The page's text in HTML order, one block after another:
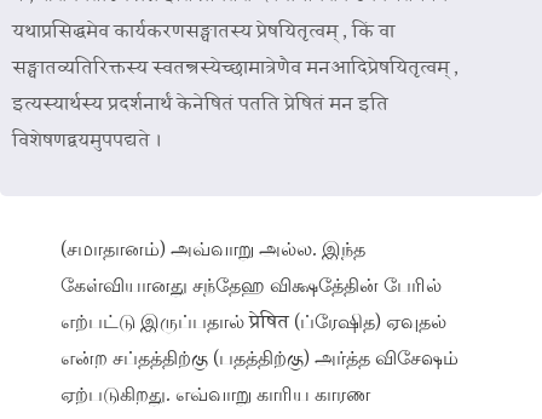
यथाप्रसिद्धमेव कार्यकरणसङ्घातस्य प्रेषयितृत्वम् , किं वा
सङ्घातव्यतिरिक्तस्य स्वतन्त्रस्येच्छामात्रेणैव मनआदिप्रेषयितृत्वम् ,
इत्यस्यार्थस्य प्रदर्शनार्थं केनेषितं पतति प्रेषितं मन इति
विशेषणद्वयमुपपद्यते ।
(சமாதானம்) அவ்வாறு அல்ல. இந்த
கேள்வியானது சந்தேஹ விக்ஷதே்தின் பேரில்
எற்பட்டு இருப்பதால் प्रेषित (ப்ரேஷித) ஏவுதல்
என்ற சப்தத்திற்கு (பதத்திற்கு) அர்த்த விசேஷம்
ஏற்படுகிறது. எவ்வாறு காரிய காரண